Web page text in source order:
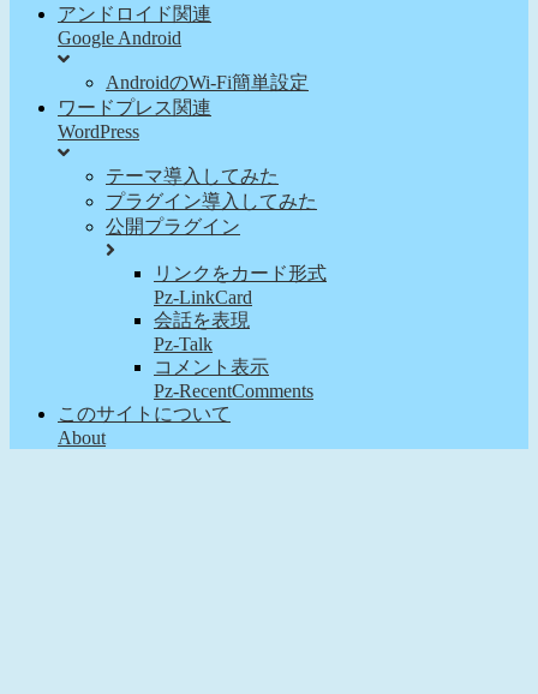
アンドロイド関連
Google Android
AndroidのWi-Fi簡単設定
ワードプレス関連
WordPress
テーマ導入してみた
プラグイン導入してみた
公開プラグイン
リンクをカード形式
Pz-LinkCard
会話を表現
Pz-Talk
コメント表示
Pz-RecentComments
このサイトについて
About